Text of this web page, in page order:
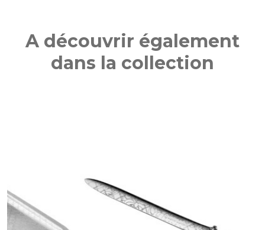
A découvrir également
dans la collection